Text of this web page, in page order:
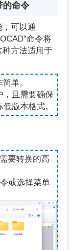
的命令
可以通
命令将
种方法适用于
单。
，且需要确保
版本格式。
要转换的高
或选择菜单